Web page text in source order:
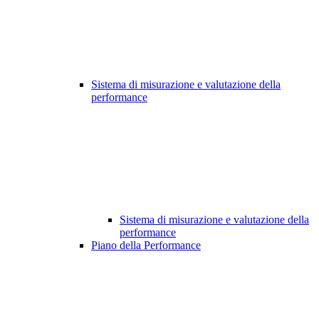
Sistema di misurazione e valutazione della
performance
Sistema di misurazione e valutazione della
performance
Piano della Performance